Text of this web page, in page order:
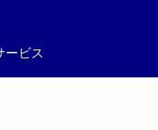
ービス